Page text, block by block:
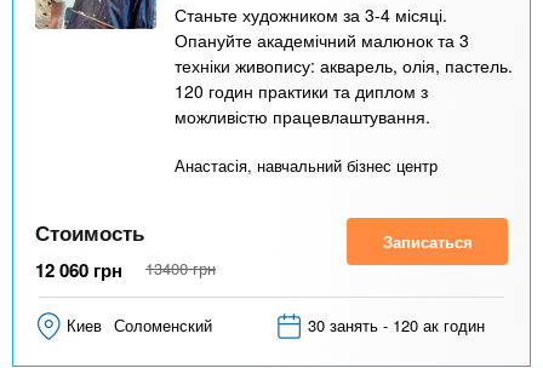
Станьте художником за 3-4 місяці.
Опануйте академічний малюнок та 3
техніки живопису: акварель, олія, пастель.
120 годин практики та диплом з
можливістю працевлаштування.
Анастасія, навчальний бізнес центр
Стоимость
12 060 грн 13400 грн
Записаться
Киев Соломенский 30 занять - 120 ак годин